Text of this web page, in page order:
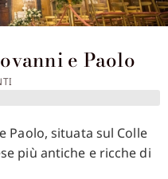
e Paolo
Paolo, situata sul Colle
più antiche e ricche di